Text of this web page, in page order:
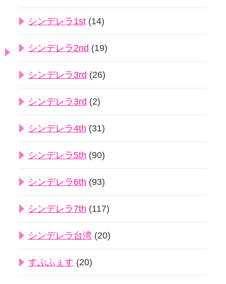
シンデレラ1st (14)
シンデレラ2nd (19)
シンデレラ3rd (26)
シンデレラ3rd (2)
シンデレラ4th (31)
シンデレラ5th (90)
シンデレラ6th (93)
シンデレラ7th (117)
シンデレラ台湾 (20)
すぷふぇす (20)